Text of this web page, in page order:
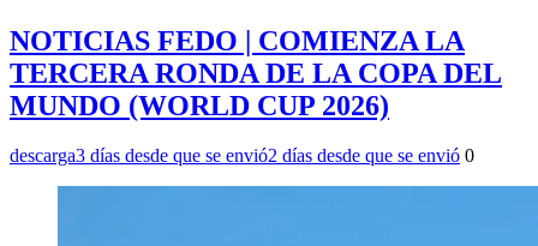
NOTICIAS FEDO | COMIENZA LA
TERCERA RONDA DE LA COPA DEL
MUNDO (WORLD CUP 2026)
descarga3 días desde que se envió2 días desde que se envió 0